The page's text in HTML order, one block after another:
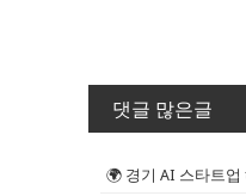
댓글 많은글